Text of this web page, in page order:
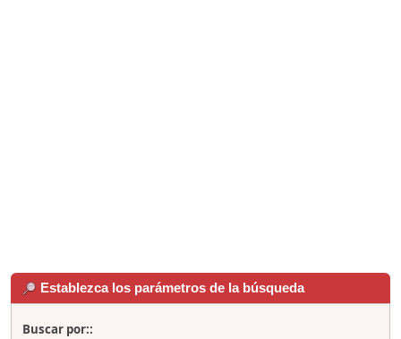
Establezca los parámetros de la búsqueda
Buscar por::